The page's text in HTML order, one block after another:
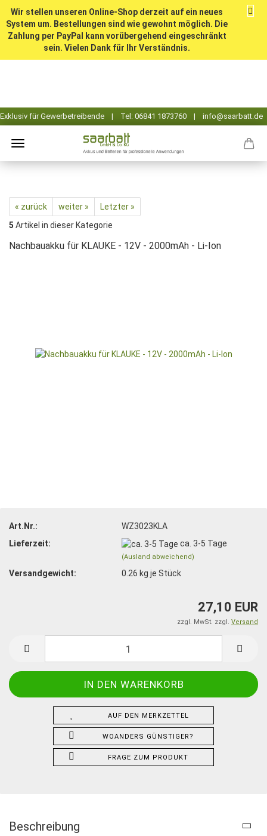
Wir stellen unseren Online-Shop derzeit auf ein neues
System um. Bestellungen sind wie gewohnt möglich. Die
Zahlung per PayPal kann vorübergehend eingeschränkt
sein. Vielen Dank für Ihr Verständnis.
« zurück weiter »
Letzter »
5 Artikel in dieser Kategorie
Nachbauakku für KLAUKE - 12V - 2000mAh - Li-Ion
Art.Nr.:
WZ3023KLA
Lieferzeit:
ca. 3-5 Tage
(Ausland abweichend)
Versandgewicht: 0.26 kg je Stück
27,10 EUR
zzgl. MwSt. zzgl. Versand
AUF DEN MERKZETTEL
WOANDERS GÜNSTIGER?
FRAGE ZUM PRODUKT
Beschreibung